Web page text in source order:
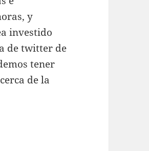
y
investido
de twitter de
tener
de la